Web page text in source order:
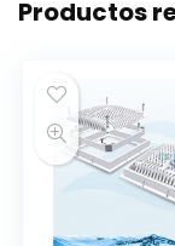
Productos